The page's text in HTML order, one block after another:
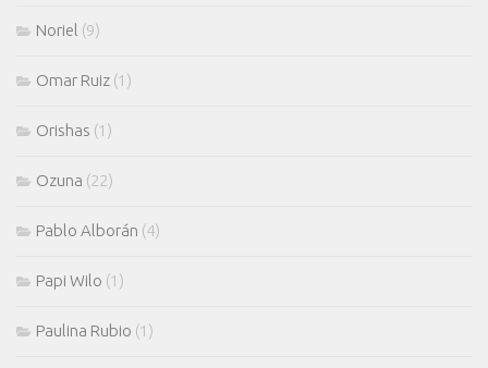
Noriel (9)
Omar Ruiz (1)
Orishas (1)
Ozuna (22)
Pablo Alborán (4)
Papi Wilo (1)
Paulina Rubio (1)